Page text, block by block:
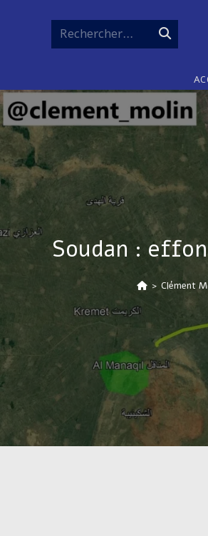
Rechercher… Envoyer
Soudan :
> Clément